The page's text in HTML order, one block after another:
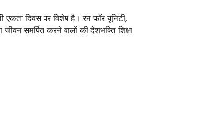
दिवस पर विशेष है। रन फॉर यूनिटी,
समर्पित करने वालों की देशभक्ति शिक्षा